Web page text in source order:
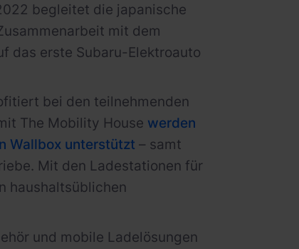
begleitet die japanische
mit dem
das erste Subaru-Elektroauto
bei den teilnehmenden
The Mobility House werden
Wallbox unterstützt – samt
Mit den Ladestationen für
haushaltsüblichen
und mobile Ladelösungen